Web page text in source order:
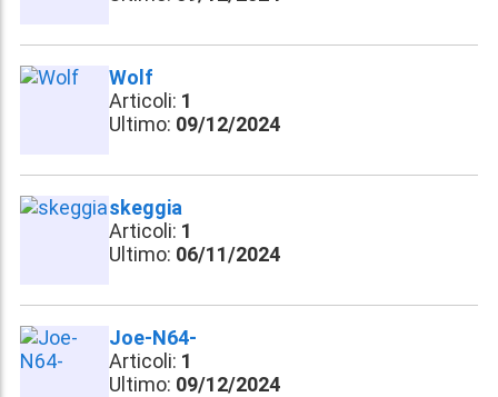
Wolf
Articoli: 1
Ultimo: 09/12/2024
skeggia
Articoli: 1
Ultimo: 06/11/2024
Joe-N64-
Articoli: 1
Ultimo: 09/12/2024